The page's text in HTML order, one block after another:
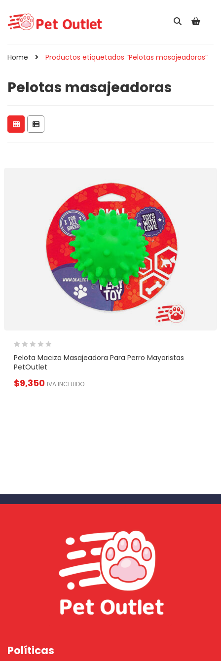
Home Productos etiquetados “Pelotas masajeadoras”
Pelotas masajeadoras
Pelota Maciza Masajeadora Para Perro Mayoristas
PetOutlet
$9,350 IVA INCLUIDO
Políticas